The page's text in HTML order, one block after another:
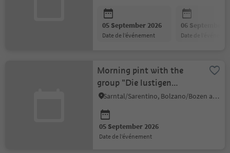
05 September 2026
date de l’événement
06 September
date de
Morning pint with the
group "Die lustigen
Sarner"
Sarntal/Sarentino, Bolzano/Bozen and environs
05 September 2026
date de l’événement